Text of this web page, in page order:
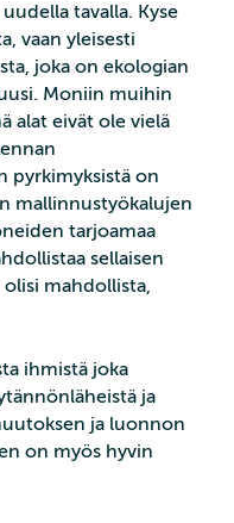
tavalla. Kyse
vaan yleisesti
joka on ekologian
Moniin muihin
alat eivät ole vielä
pyrkimyksistä on
mallinnustyökalujen
tarjoamaa
sellaisen
mahdollista,
ihmistä joka
ja
ja luonnon
on myös hyvin